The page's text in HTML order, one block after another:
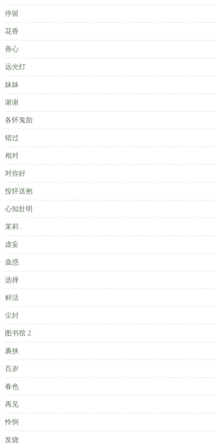
停留
花香
善心
远光灯
妹妹
谢谢
各怀鬼胎
错过
相对
对你好
投怀送抱
心知肚明
茉莉 .
虚妄
蛊惑
选择
鲜活
尘封
图书馆 2.
裹挟
百岁
春色
再见
怜悯
发烧